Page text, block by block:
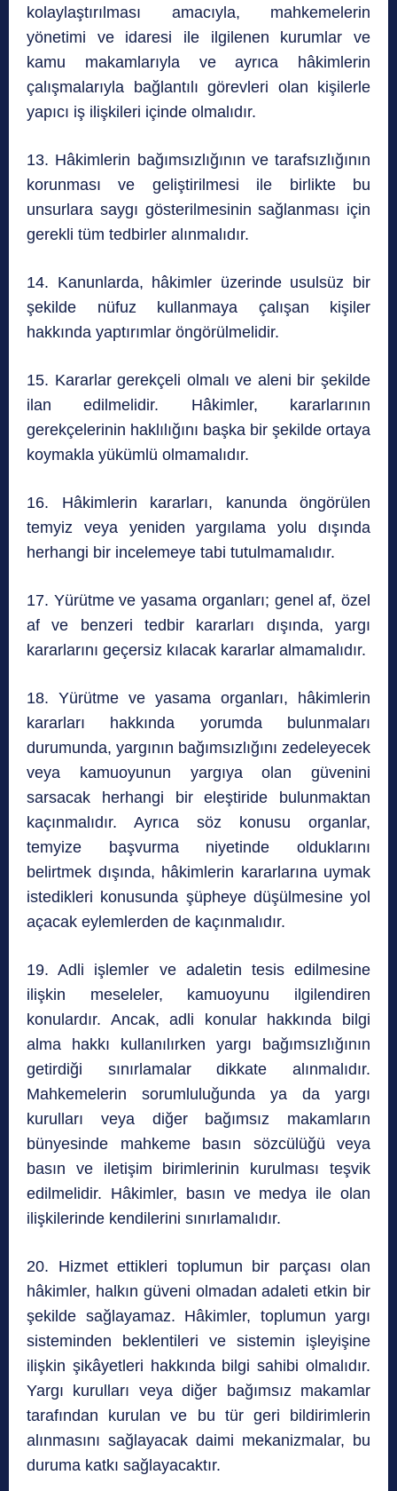
kolaylaştırılması amacıyla, mahkemelerin
yönetimi ve idaresi ile ilgilenen kurumlar ve
kamu makamlarıyla ve ayrıca hâkimlerin
çalışmalarıyla bağlantılı görevleri olan kişilerle
yapıcı iş ilişkileri içinde olmalıdır.
13. Hâkimlerin bağımsızlığının ve tarafsızlığının
korunması ve geliştirilmesi ile birlikte bu
unsurlara saygı gösterilmesinin sağlanması için
gerekli tüm tedbirler alınmalıdır.
14. Kanunlarda, hâkimler üzerinde usulsüz bir
şekilde nüfuz kullanmaya çalışan kişiler
hakkında yaptırımlar öngörülmelidir.
15. Kararlar gerekçeli olmalı ve aleni bir şekilde
ilan edilmelidir. Hâkimler, kararlarının
gerekçelerinin haklılığını başka bir şekilde ortaya
koymakla yükümlü olmamalıdır.
16. Hâkimlerin kararları, kanunda öngörülen
temyiz veya yeniden yargılama yolu dışında
herhangi bir incelemeye tabi tutulmamalıdır.
17. Yürütme ve yasama organları; genel af, özel
af ve benzeri tedbir kararları dışında, yargı
kararlarını geçersiz kılacak kararlar almamalıdır.
18. Yürütme ve yasama organları, hâkimlerin
kararları hakkında yorumda bulunmaları
durumunda, yargının bağımsızlığını zedeleyecek
veya kamuoyunun yargıya olan güvenini
sarsacak herhangi bir eleştiride bulunmaktan
kaçınmalıdır. Ayrıca söz konusu organlar,
temyize başvurma niyetinde olduklarını
belirtmek dışında, hâkimlerin kararlarına uymak
istedikleri konusunda şüpheye düşülmesine yol
açacak eylemlerden de kaçınmalıdır.
19. Adli işlemler ve adaletin tesis edilmesine
ilişkin meseleler, kamuoyunu ilgilendiren
konulardır. Ancak, adli konular hakkında bilgi
alma hakkı kullanılırken yargı bağımsızlığının
getirdiği sınırlamalar dikkate alınmalıdır.
Mahkemelerin sorumluluğunda ya da yargı
kurulları veya diğer bağımsız makamların
bünyesinde mahkeme basın sözcülüğü veya
basın ve iletişim birimlerinin kurulması teşvik
edilmelidir. Hâkimler, basın ve medya ile olan
ilişkilerinde kendilerini sınırlamalıdır.
20. Hizmet ettikleri toplumun bir parçası olan
hâkimler, halkın güveni olmadan adaleti etkin bir
şekilde sağlayamaz. Hâkimler, toplumun yargı
sisteminden beklentileri ve sistemin işleyişine
ilişkin şikâyetleri hakkında bilgi sahibi olmalıdır.
Yargı kurulları veya diğer bağımsız makamlar
tarafından kurulan ve bu tür geri bildirimlerin
alınmasını sağlayacak daimi mekanizmalar, bu
duruma katkı sağlayacaktır.